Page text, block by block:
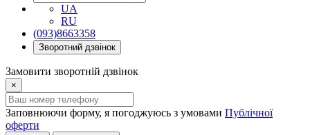
UA
RU
(093)8663358
Зворотний дзвінок
Замовити зворотній дзвінок
×
Заповнюючи форму, я погоджуюсь з умовами Публічної
оферти